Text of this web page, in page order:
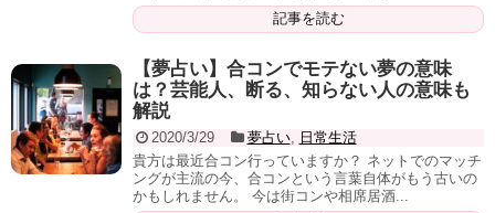
記事を読む
【夢占い】合コンでモテない夢の意味
は？芸能人、断る、知らない人の意味も
解説
2020/3/29 夢占い,
日常生活
貴方は最近合コン行っていますか？ ネットでのマッチ
ングが主流の今、合コンという言葉自体がもう古いの
かもしれません。 今は街コンや相席居酒...